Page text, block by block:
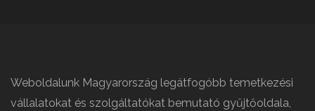
Weboldalunk Magyarország legátfogóbb temetkezési
vállalatokat és szolgáltatókat bemutató gyűjtőoldala,